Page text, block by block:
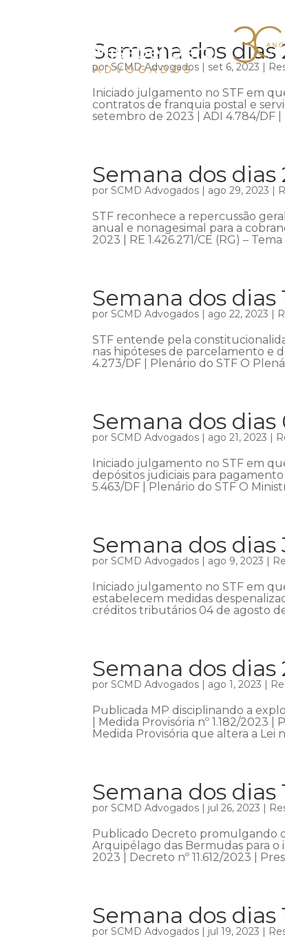
Semana dos
porSCMD Advogados | set 6, 2023 |
Iniciado julgamento no STF em
contratos de franquia postal e
setembro de 2023 | ADI 4.784/DF
Semana dos dias
porSCMD Advogados | ago 29, 2023 |
STF reconhece a repercussão
anual e nonagesimal para a
2023 | RE 1.426.271/CE (RG) –
Semana dos
porSCMD Advogados | ago 22, 2023 |
STF entende pela
nas hipóteses de parcelamento e
4.273/DF | Plenário do STF O
Semana dos
porSCMD Advogados | ago 21, 2023 |
Iniciado julgamento no STF em
depósitos judiciais para
5.463/DF | Plenário do STF O
Semana dos dias
porSCMD Advogados | ago 9, 2023 |
Iniciado julgamento no STF em
estabelecem medidas
créditos tributários 04 de agosto
Semana dos
porSCMD Advogados | ago 1, 2023 |
Publicada MP disciplinando a
| Medida Provisória nº 1.182/
Medida Provisória que altera a Lei
Semana dos dias
porSCMD Advogados | jul 26, 2023 |
Publicado Decreto promulgando
Arquipélago das Bermudas para
2023 | Decreto nº 11.612/2023 |
Semana dos dias
porSCMD Advogados | jul 19, 2023 |